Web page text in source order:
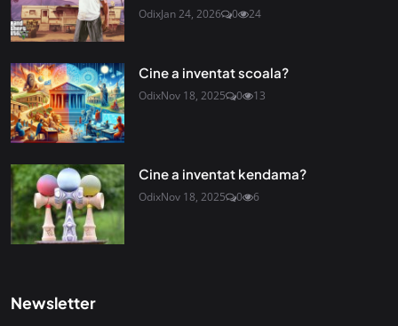
OdixJan 24, 2026 0 24
Cine a inventat scoala?
OdixNov 18, 2025 0 13
Cine a inventat kendama?
OdixNov 18, 2025 0 6
Newsletter